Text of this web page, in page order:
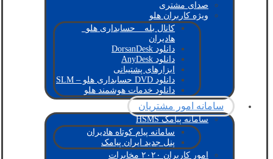
صدای مشتری
ویژه کاربران هلو
کانال بله _ حسابداری هلو_
هادیران
دانلود DorsanDesk
دانلود AnyDesk
ابزارهای پشتیبانی
دانلود DVD حسابداری هلو – SLM
دانلود خدمات هوشمند هلو
سامانه امور مشتریان
سامانه پیامک HSMS
سامانه پیام کوتاه هادیران
پنل جدید ایران پیامک
امور کاربران ۲۰۲۰ مخابرات